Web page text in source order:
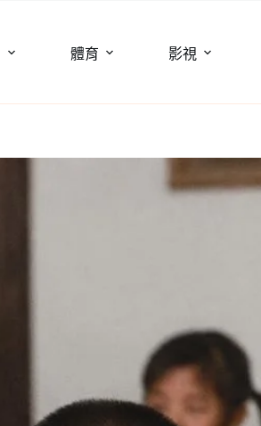
體育 影視